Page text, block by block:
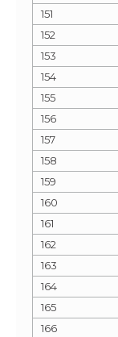
151
152
153
154
155
156
157
158
159
160
161
162
163
164
165
166